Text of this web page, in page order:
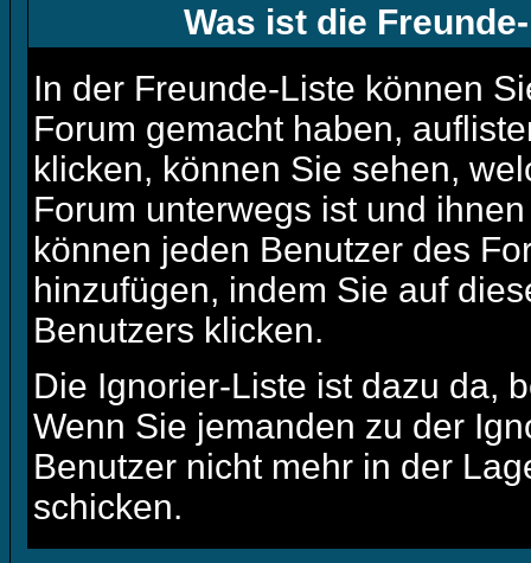
Was ist die
In der Freunde-Liste können
Forum gemacht haben,
klicken, können Sie sehen,
Forum unterwegs ist und
können jeden Benutzer des
hinzufügen, indem Sie auf
Benutzers klicken.
Die Ignorier-Liste ist dazu da,
Wenn Sie jemanden zu der
Benutzer nicht mehr in der
schicken.